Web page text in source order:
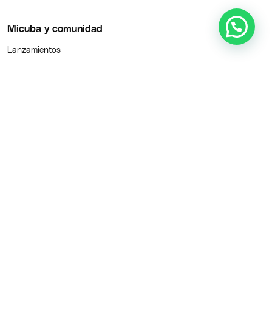
Micuba y comunidad
Lanzamientos